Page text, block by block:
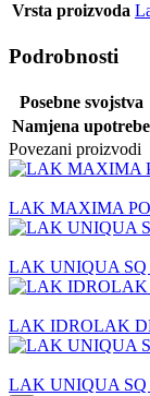
Vrsta proizvoda
Podrobnosti
Posebne svojstva
Namjena upotrebe
Povezani proizvodi
LAK MAXIMA
LAK UNIQUA SQ
LAK IDROLAK
LAK UNIQUA SQ